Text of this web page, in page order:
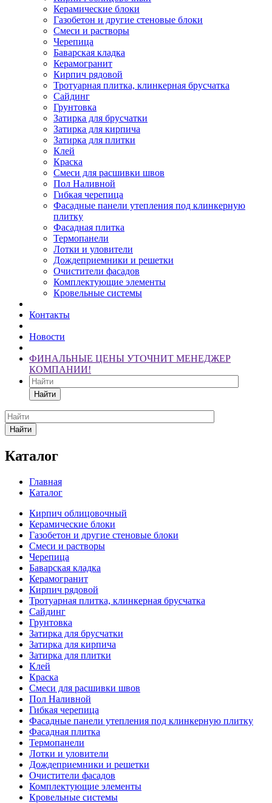
Керамические блоки
Газобетон и другие стеновые блоки
Смеси и растворы
Черепица
Баварская кладка
Керамогранит
Кирпич рядовой
Тротуарная плитка, клинкерная брусчатка
Сайдинг
Грунтовка
Затирка для брусчатки
Затирка для кирпича
Затирка для плитки
Клей
Краска
Смеси для расшивки швов
Пол Наливной
Гибкая черепица
Фасадные панели утепления под клинкерную
плитку
Фасадная плитка
Термопанели
Лотки и уловители
Дождеприемники и решетки
Очистители фасадов
Комплектующие элементы
Кровельные системы
Контакты
Новости
ФИНАЛЬНЫЕ ЦЕНЫ УТОЧНИТ МЕНЕДЖЕР
КОМПАНИИ!
Найти
Найти
Каталог
Главная
Каталог
Кирпич облицовочный
Керамические блоки
Газобетон и другие стеновые блоки
Смеси и растворы
Черепица
Баварская кладка
Керамогранит
Кирпич рядовой
Тротуарная плитка, клинкерная брусчатка
Сайдинг
Грунтовка
Затирка для брусчатки
Затирка для кирпича
Затирка для плитки
Клей
Краска
Смеси для расшивки швов
Пол Наливной
Гибкая черепица
Фасадные панели утепления под клинкерную плитку
Фасадная плитка
Термопанели
Лотки и уловители
Дождеприемники и решетки
Очистители фасадов
Комплектующие элементы
Кровельные системы